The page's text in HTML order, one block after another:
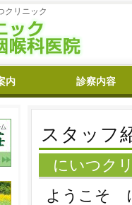
クリニック
内 診察内容
在宅医療
花粉症
リハビリ
補聴器相談
禁煙外来
耳鳴り・いびき
めまい
難聴
予防接種
よくある質問
スタッフ
にいつク
ようこそ